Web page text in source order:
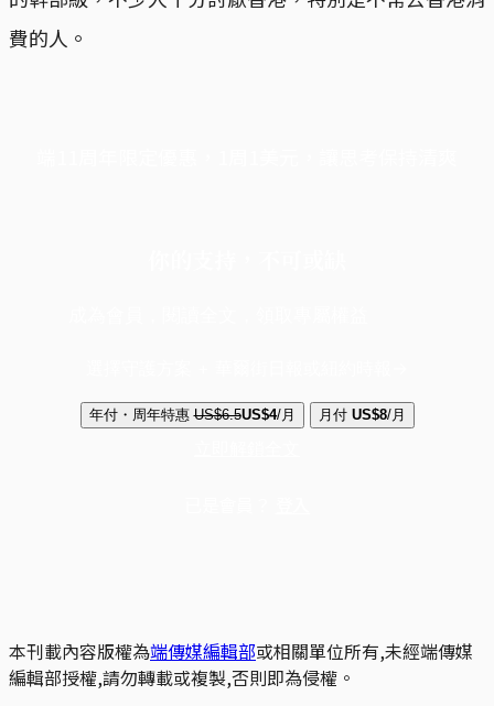
費的人。
年付・周年特惠 US$6.5US$4/月 月付 US$8/月
本刊載內容版權為端傳媒編輯部或相關單位所有,未經端傳媒
編輯部授權,請勿轉載或複製,否則即為侵權。